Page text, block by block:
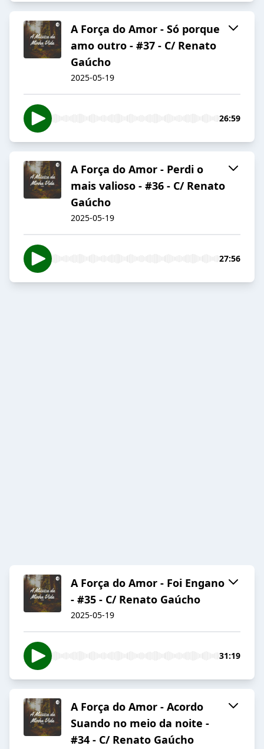
A Força do Amor - Só porque
amo outro - #37 - C/ Renato
Gaúcho
2025-05-19
26:59
A Força do Amor - Perdi o
mais valioso - #36 - C/ Renato
Gaúcho
2025-05-19
27:56
A Força do Amor - Foi Engano
- #35 - C/ Renato Gaúcho
2025-05-19
31:19
A Força do Amor - Acordo
Suando no meio da noite -
#34 - C/ Renato Gaúcho